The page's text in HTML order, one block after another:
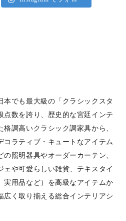
本でも最大級の「クラシックスタ
点数を誇り、歴史的な宮廷インテ
調高いクラシック調家具から、
コラティブ・キュートなアイテム
の照明器具やオーダーカーテン、
ェや可愛らしい雑貨、テキスタイ
実用品など）を高級なアイテムか
広く取り揃える総合インテリアシ